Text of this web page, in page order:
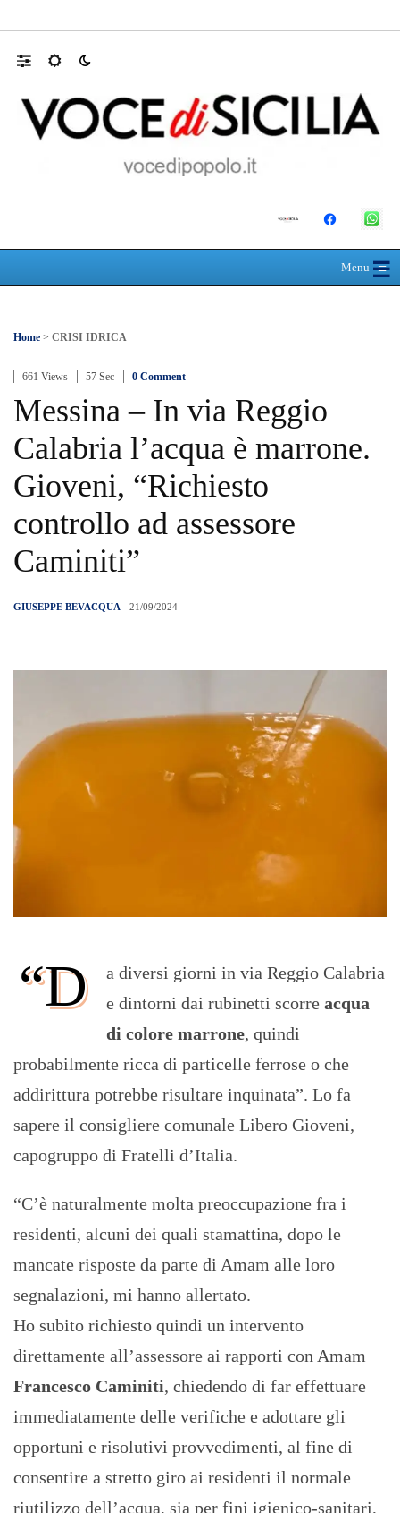
Menu≡
☰
Home > CRISI IDRICA
661 Views 57 Sec 0 Comment
Messina – In via Reggio
Calabria l’acqua è marrone.
Gioveni, “Richiesto
controllo ad assessore
Caminiti”
GIUSEPPE BEVACQUA - 21/09/2024
“D
a diversi giorni in via Reggio Calabria
e dintorni dai rubinetti scorre acqua
di colore marrone, quindi
probabilmente ricca di particelle ferrose o che
addirittura potrebbe risultare inquinata”. Lo fa
sapere il consigliere comunale Libero Gioveni,
capogruppo di Fratelli d’Italia.
“C’è naturalmente molta preoccupazione fra i
residenti, alcuni dei quali stamattina, dopo le
mancate risposte da parte di Amam alle loro
segnalazioni, mi hanno allertato.
Ho subito richiesto quindi un intervento
direttamente all’assessore ai rapporti con Amam
Francesco Caminiti, chiedendo di far effettuare
immediatamente delle verifiche e adottare gli
opportuni e risolutivi provvedimenti, al fine di
consentire a stretto giro ai residenti il normale
riutilizzo dell’acqua, sia per fini igienico-sanitari,